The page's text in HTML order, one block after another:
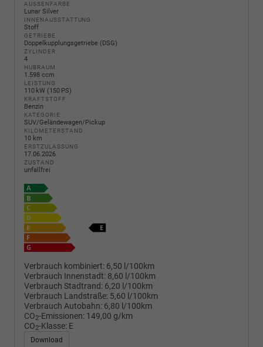
AUSSENFARBE
Lunar Silver
INNENAUSSTATTUNG
Stoff
GETRIEBE
Doppelkupplungsgetriebe (DSG)
ZYLINDER
4
HUBRAUM
1.598 ccm
LEISTUNG
110 kW (150 PS)
KRAFTSTOFF
Benzin
KATEGORIE
SUV/Geländewagen/Pickup
KILOMETERSTAND
10 km
ERSTZULASSUNG
17.06.2026
ZUSTAND
unfallfrei
Verbrauch kombiniert: 6,50 l/100km
Verbrauch Innenstadt: 8,60 l/100km
Verbrauch Stadtrand: 6,20 l/100km
Verbrauch Landstraße: 5,60 l/100km
Verbrauch Autobahn: 6,80 l/100km
CO2-Emissionen: 149,00 g/km
CO2-Klasse: E
Download